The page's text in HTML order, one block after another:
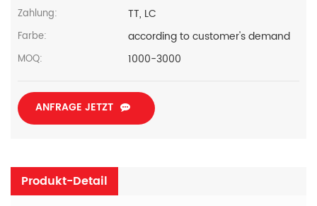
Zahlung: TT, LC
Farbe: according to customer's demand
MOQ: 1000-3000
ANFRAGE JETZT
Produkt-Detail